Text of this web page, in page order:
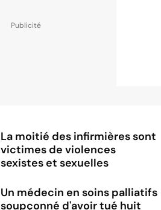
La moitié des infirmières sont
victimes de violences
sexistes et sexuelles
Un médecin en soins palliatifs
soupçonné d'avoir tué huit